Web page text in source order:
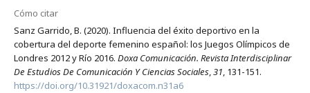
Cómo citar
Sanz Garrido, B. (2020). Influencia del éxito deportivo en la
cobertura del deporte femenino español: los Juegos Olímpicos de
Londres 2012 y Río 2016. Doxa Comunicación. Revista Interdisciplinar
De Estudios De Comunicación Y Ciencias Sociales,31, 131-151.
https://doi.org/10.31921/doxacom.n31a6